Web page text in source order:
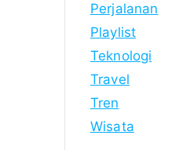
Perjalanan
Playlist
Teknologi
Travel
Tren
Wisata